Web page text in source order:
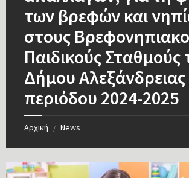
των βρεφών και
στους
Παιδικούς Σταθμούς
Δήμου Αλεξάνδρειας
περιόδου 2024-2025
Αρχική / News